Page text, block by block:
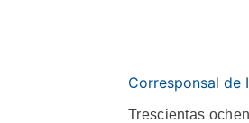
Corresponsal de
Trescientas